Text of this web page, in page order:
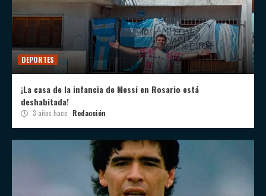
DEPORTES
¡La casa de la infancia de Messi en Rosario está
deshabitada!
3 años hace Redacción